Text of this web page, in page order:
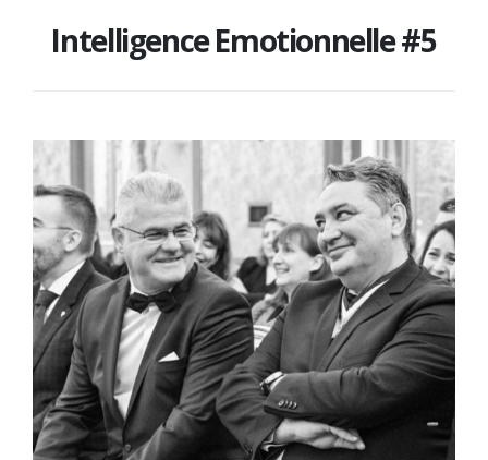
Intelligence Emotionnelle #5